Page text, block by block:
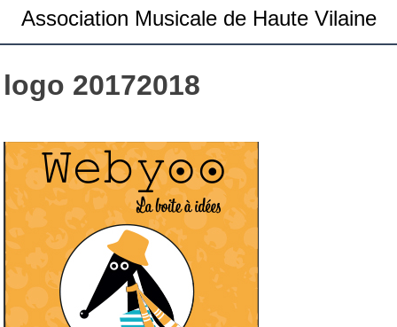
Association Musicale de Haute Vilaine
logo 20172018